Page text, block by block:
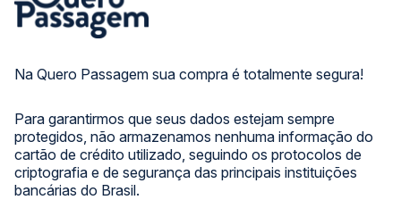
Na Quero Passagem sua compra é totalmente segura!
Para garantirmos que seus dados estejam sempre
protegidos, não armazenamos nenhuma informação do
cartão de crédito utilizado, seguindo os protocolos de
criptografia e de segurança das principais instituições
bancárias do Brasil.